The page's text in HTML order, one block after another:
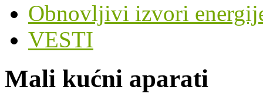
Obnovljivi izvori
VESTI
Mali kućni aparati